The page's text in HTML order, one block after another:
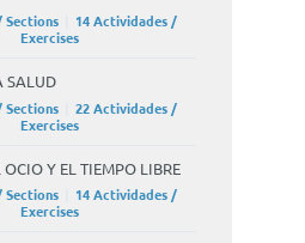
Sections
14 Actividades /
Exercises
SALUD
Sections
22 Actividades /
Exercises
Y EL TIEMPO LIBRE
Sections
14 Actividades /
Exercises